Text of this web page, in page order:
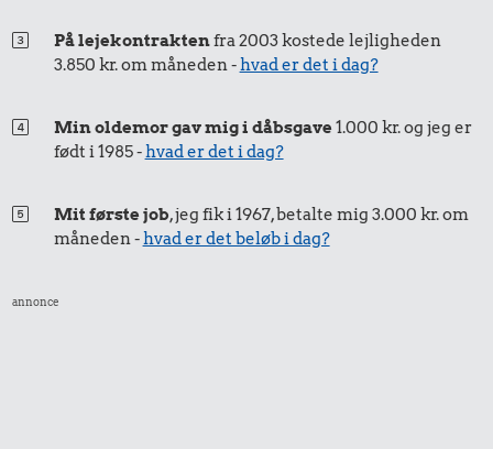
100 g garn
3,02 kr.
chokolade
1 kg sukker
På lejekontraktenfra 2003 kostede lejligheden
3.850 kr. om måneden -hvad er det i dag?
Min oldemor gav mig i dåbsgave1.000 kr. og jeg er
født i 1985 -hvad er det i dag?
Mit første job, jeg fik i 1967, betalte mig 3.000 kr. om
måneden -hvad er det beløb i dag?
annonce